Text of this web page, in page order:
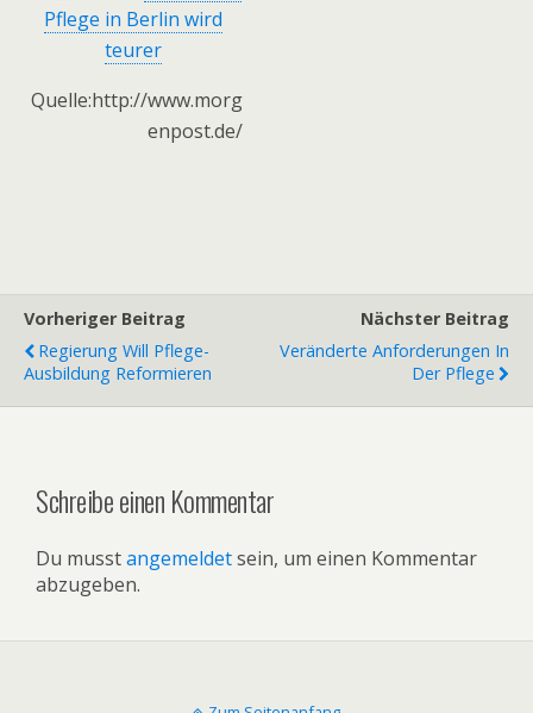
Pflege in Berlin wird
teurer
Quelle:http://www.morg
enpost.de/
Vorheriger Beitrag
Regierung Will Pflege-
Ausbildung Reformieren
Nächster Beitrag
Veränderte Anforderungen In
Der Pflege
Schreibe einen Kommentar
Du musstangemeldetsein, um einen Kommentar
abzugeben.